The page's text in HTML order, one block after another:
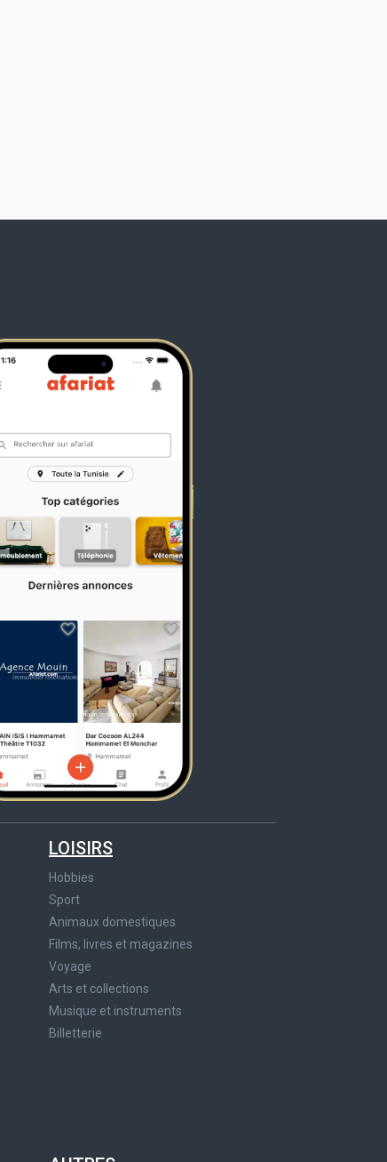
LOISIRS
Hobbies
Sport
Animaux domestiques
Films, livres et magazines
Voyage
Arts et collections
Musique et instruments
Billetterie